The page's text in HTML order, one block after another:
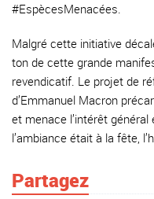
#EspècesMenacées.
Malgré cette initiative
ton de cette grande
revendicatif. Le projet de
d’Emmanuel Macron
et menace l’intérêt
l’ambiance était à la fête,
Partagez